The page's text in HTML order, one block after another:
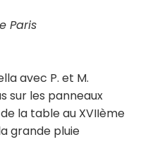
Paris
avec P. et M.
sur les panneaux
la table au XVIIème
grande pluie